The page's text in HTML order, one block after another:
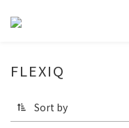
FLEXIQ
Sort by